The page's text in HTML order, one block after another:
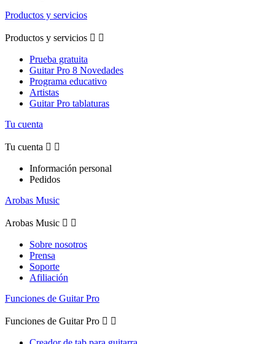
Productos y servicios
Productos y servicios  
Prueba gratuita
Guitar Pro 8 Novedades
Programa educativo
Artistas
Guitar Pro tablaturas
Tu cuenta
Tu cuenta  
Información personal
Pedidos
Arobas Music
Arobas Music  
Sobre nosotros
Prensa
Soporte
Afiliación
Funciones de Guitar Pro
Funciones de Guitar Pro  